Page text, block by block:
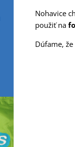
Nohavice
použiť na
Dúfame,